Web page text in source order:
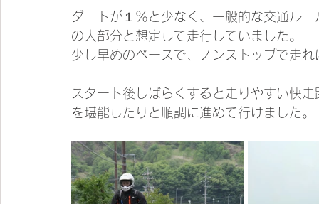
ダートが１％と少なく、一般的な交通ル
の大部分と想定して走行していました。
少し早めのペースで、ノンストップで走
スタート後しばらくすると走りやすい快
を堪能したりと順調に進めて行けました。